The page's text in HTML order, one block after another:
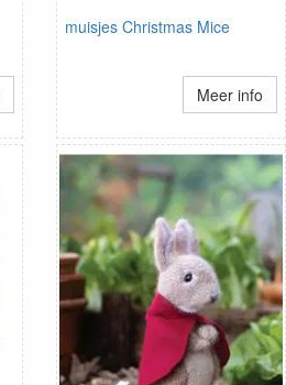
muisjes Christmas Mice
Meer info